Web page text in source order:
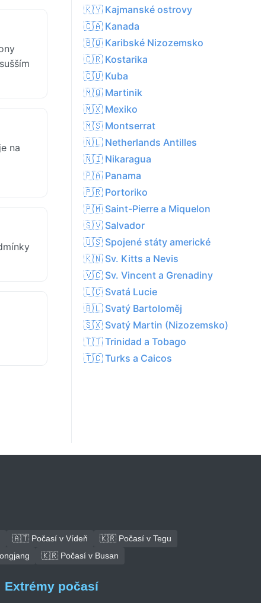
na
🇰🇾 Kajmanské ostrovy
🇨🇦 Kanada
🇧🇶 Karibské Nizozemsko
🇨🇷 Kostarika
🇨🇺 Kuba
🇲🇶 Martinik
🇲🇽 Mexiko
🇲🇸 Montserrat
🇳🇱 Netherlands Antilles
🇳🇮 Nikaragua
🇵🇦 Panama
🇵🇷 Portoriko
🇵🇲 Saint-Pierre a Miquelon
🇸🇻 Salvador
🇺🇸 Spojené státy americké
🇰🇳 Sv. Kitts a Nevis
🇻🇨 Sv. Vincent a Grenadiny
🇱🇨 Svatá Lucie
🇧🇱 Svatý Bartoloměj
🇸🇽 Svatý Martin (Nizozemsko)
🇹🇹 Trinidad a Tobago
🇹🇨 Turks a Caicos
🇦🇹 Počasí v Vídeň
🇰🇷 Počasí v Tegu
🇰🇷 Počasí v Busan
Extrémy počasí